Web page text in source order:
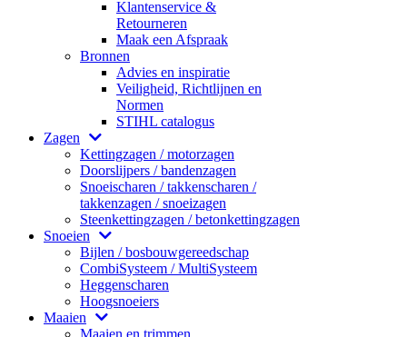
Klantenservice &
Retourneren
Maak een Afspraak
Bronnen
Advies en inspiratie
Veiligheid, Richtlijnen en
Normen
STIHL catalogus
Zagen
Kettingzagen / motorzagen
Doorslijpers / bandenzagen
Snoeischaren / takkenscharen /
takkenzagen / snoeizagen
Steenkettingzagen / betonkettingzagen
Snoeien
Bijlen / bosbouwgereedschap
CombiSysteem / MultiSysteem
Heggenscharen
Hoogsnoeiers
Maaien
Maaien en trimmen